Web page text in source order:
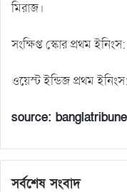
মিরাজ।
সংক্ষিপ্ত স্কোর প্রথম
ওয়েস্ট ইন্ডিজ প্রথম
source:
সর্বশেষ সংবাদ